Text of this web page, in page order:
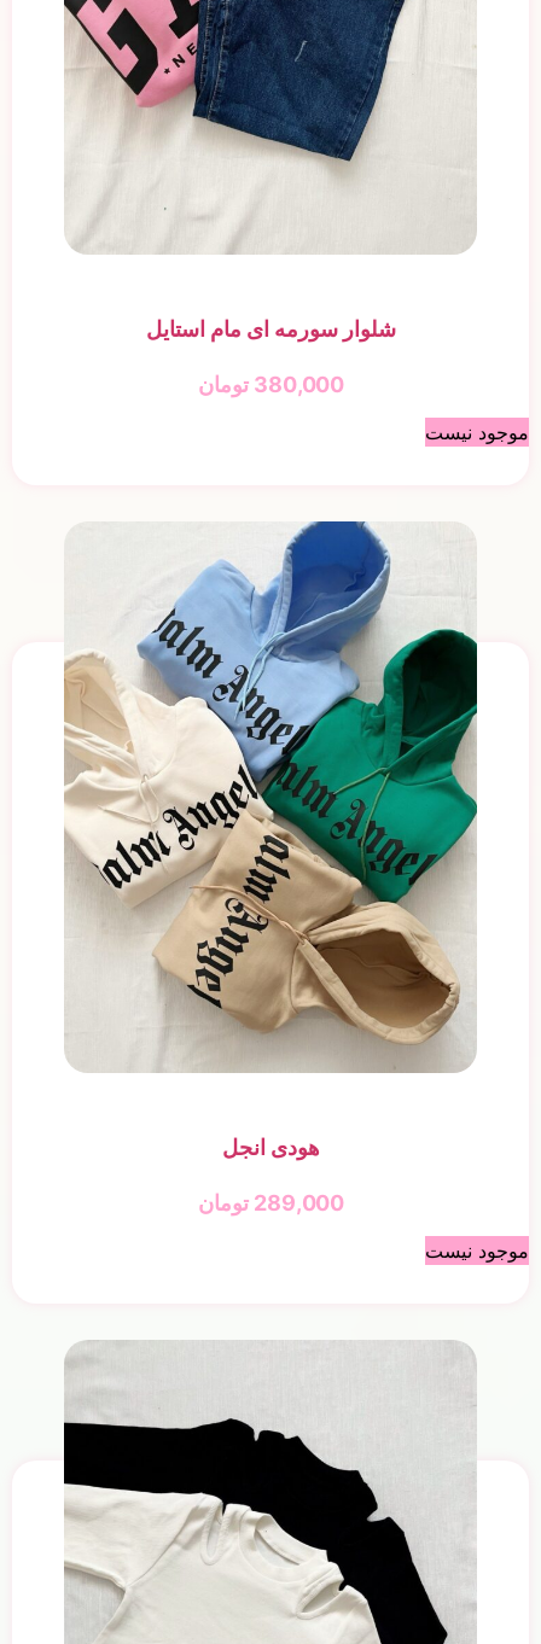
شلوار سورمه ای مام استایل
380,000 تومان
موجود نیست
هودی انجل
289,000 تومان
موجود نیست